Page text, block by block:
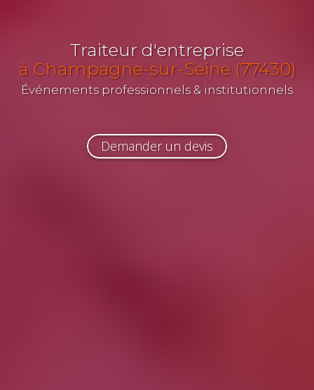
Traiteur d'entreprise
à Champagne-sur-Seine (77430)
Événements professionnels & institutionnels
Demander un devis